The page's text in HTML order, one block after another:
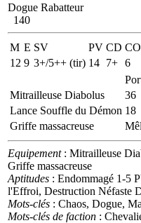
Dogue Rabatteur
140
M E SV PV CD CO
12 9 3+/5++ (tir) 14 7+ 6
Mitrailleuse Diabolus
36
Lance Souffle du Démon 18
Griffe massacreuse
Equipement: Mitrailleuse
Griffe massacreuse
Aptitudes : Endommagé 1-5
l'Effroi, Destruction Néfaste
Mots-clés : Chaos, Dogue,
Mots-clés de faction :